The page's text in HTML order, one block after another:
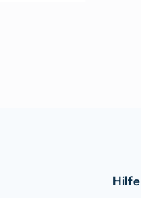
Hilfe